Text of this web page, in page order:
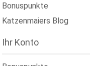
Bonuspunkte
Katzenmaiers Blog
Ihr Konto